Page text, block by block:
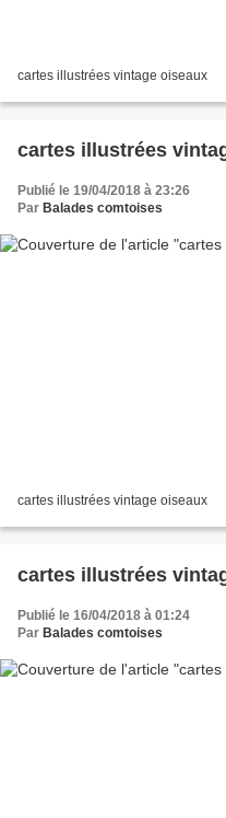
cartes illustrées vintage oiseaux
cartes illustrées
Publié le 19/04/2018 à 23:26
Par Balades comtoises
cartes illustrées vintage oiseaux
cartes illustrées
Publié le 16/04/2018 à 01:24
Par Balades comtoises